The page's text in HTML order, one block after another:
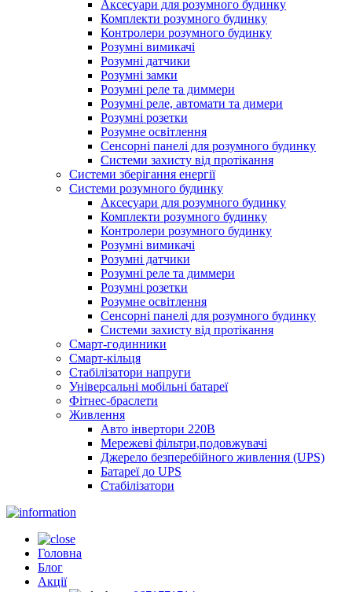
Аксесуари для розумного будинку
Комплекти розумного будинку
Контролери розумного будинку
Розумні вимикачі
Розумні датчики
Розумні замки
Розумні реле та диммери
Розумні реле, автомати та димери
Розумні розетки
Розумне освітлення
Сенсорні панелі для розумного будинку
Системи захисту від протікання
Системи зберігання енергії
Системи розумного будинку
Аксесуари для розумного будинку
Комплекти розумного будинку
Контролери розумного будинку
Розумні вимикачі
Розумні датчики
Розумні реле та диммери
Розумні розетки
Розумне освітлення
Сенсорні панелі для розумного будинку
Системи захисту від протікання
Смарт-годинники
Смарт-кільця
Стабілізатори напруги
Універсальні мобільні батареї
Фітнес-браслети
Живлення
Авто інвертори 220В
Мережеві фільтри,подовжувачі
Джерело безперебійного живлення (UPS)
Батареї до UPS
Стабілізатори
Головна
Блог
Акції